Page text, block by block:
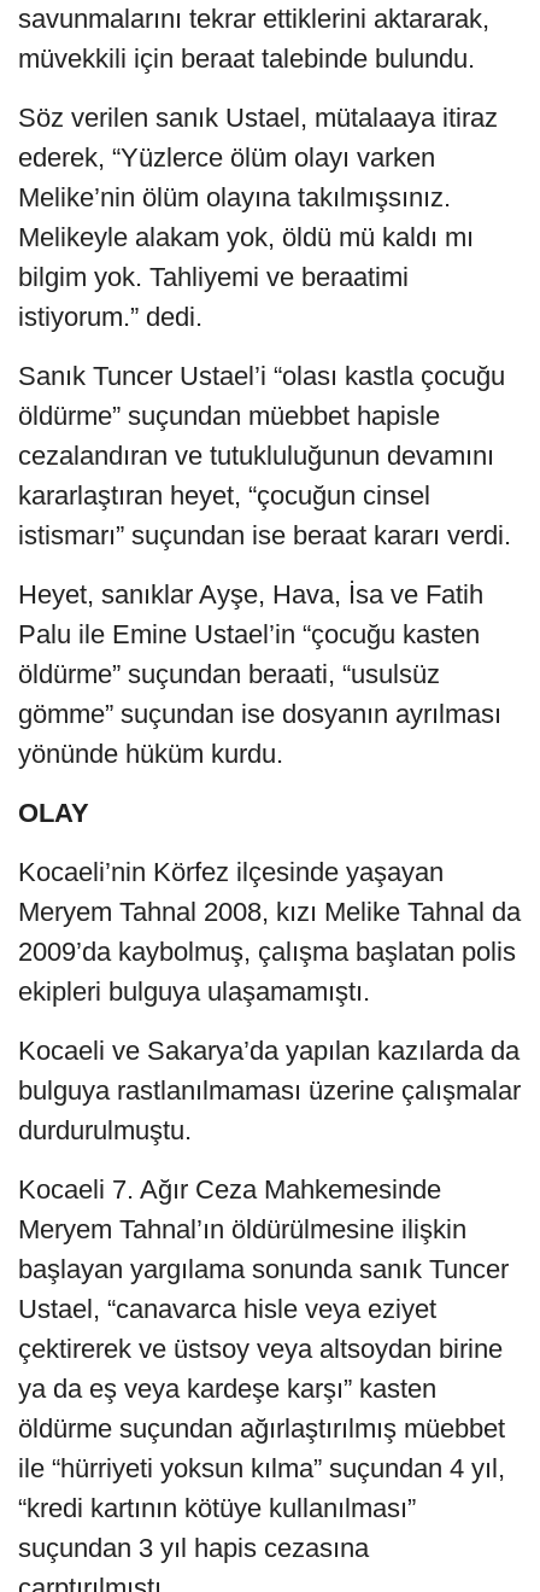
savunmalarını tekrar ettiklerini aktararak,
müvekkili için beraat talebinde bulundu.
Söz verilen sanık Ustael, mütalaaya itiraz
ederek, “Yüzlerce ölüm olayı varken
Melike’nin ölüm olayına takılmışsınız.
Melikeyle alakam yok, öldü mü kaldı mı
bilgim yok. Tahliyemi ve beraatimi
istiyorum.” dedi.
Sanık Tuncer Ustael’i “olası kastla çocuğu
öldürme” suçundan müebbet hapisle
cezalandıran ve tutukluluğunun devamını
kararlaştıran heyet, “çocuğun cinsel
istismarı” suçundan ise beraat kararı verdi.
Heyet, sanıklar Ayşe, Hava, İsa ve Fatih
Palu ile Emine Ustael’in “çocuğu kasten
öldürme” suçundan beraati, “usulsüz
gömme” suçundan ise dosyanın ayrılması
yönünde hüküm kurdu.
OLAY
Kocaeli’nin Körfez ilçesinde yaşayan
Meryem Tahnal 2008, kızı Melike Tahnal da
2009’da kaybolmuş, çalışma başlatan polis
ekipleri bulguya ulaşamamıştı.
Kocaeli ve Sakarya’da yapılan kazılarda da
bulguya rastlanılmaması üzerine çalışmalar
durdurulmuştu.
Kocaeli 7. Ağır Ceza Mahkemesinde
Meryem Tahnal’ın öldürülmesine ilişkin
başlayan yargılama sonunda sanık Tuncer
Ustael, “canavarca hisle veya eziyet
çektirerek ve üstsoy veya altsoydan birine
ya da eş veya kardeşe karşı” kasten
öldürme suçundan ağırlaştırılmış müebbet
ile “hürriyeti yoksun kılma” suçundan 4 yıl,
“kredi kartının kötüye kullanılması”
suçundan 3 yıl hapis cezasına